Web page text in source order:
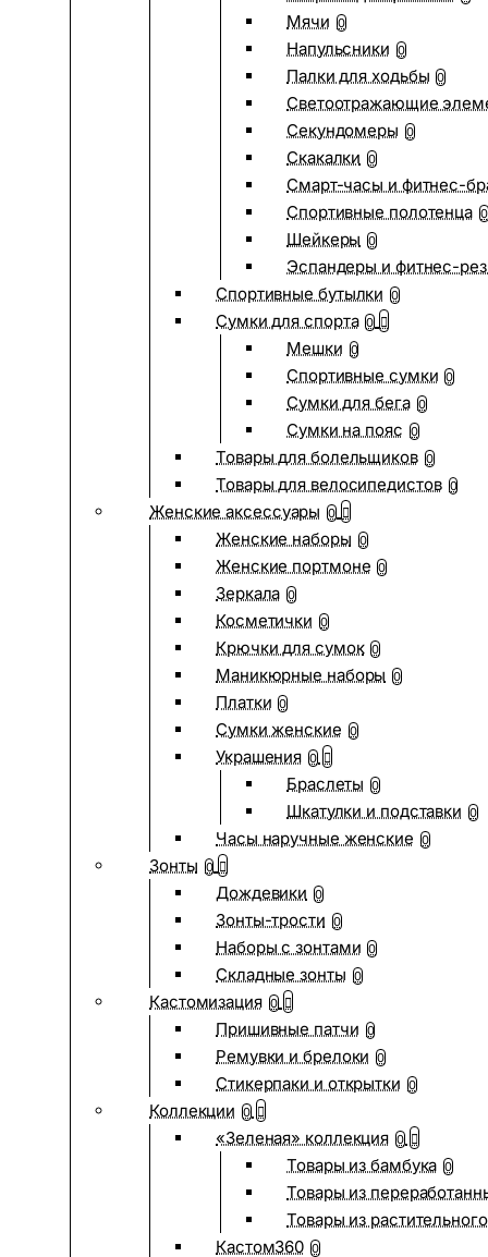
Мячи 0
Напульсники 0
Палки для ходьбы 0
Светоотражающие
Секундомеры 0
Скакалки 0
Смарт-часы и фитнес-
Спортивные полотенца 0
Шейкеры 0
Эспандеры и фитнес-
Спортивные бутылки 0
Сумки для спорта 0
Мешки 0
Спортивные сумки 0
Сумки для бега 0
Сумки на пояс 0
Товары для болельщиков 0
Товары для велосипедистов 0
Женские аксессуары 0
Женские наборы 0
Женские портмоне 0
Зеркала 0
Косметички 0
Крючки для сумок 0
Маникюрные наборы 0
Платки 0
Сумки женские 0
Украшения 0
Браслеты 0
Шкатулки и подставки 0
Часы наручные женские 0
Зонты 0
Дождевики 0
Зонты-трости 0
Наборы с зонтами 0
Складные зонты 0
Кастомизация 0
Пришивные патчи 0
Ремувки и брелоки 0
Стикерпаки и открытки 0
Коллекции 0
«Зеленая» коллекция 0
Товары из бамбука 0
Товары из
Товары из
Кастом360 0